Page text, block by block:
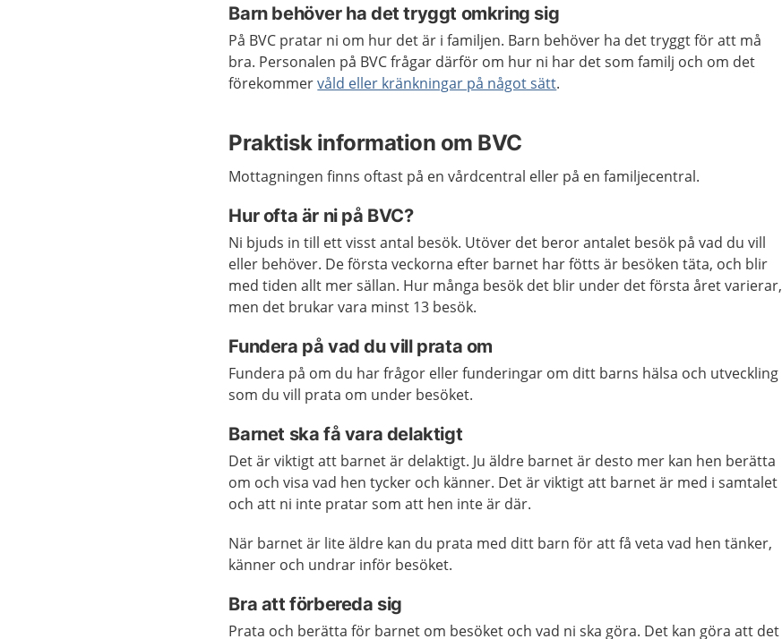
Barn behöver ha det tryggt omkring sig
På BVC pratar ni om hur det är i familjen. Barn behöver ha det tryggt för att må
bra. Personalen på BVC frågar därför om hur ni har det som familj och om det
förekommervåld eller kränkningar på något sätt.
Praktisk information om BVC
Mottagningen finns oftast på en vårdcentral eller på en familjecentral.
Hur ofta är ni på BVC?
Ni bjuds in till ett visst antal besök. Utöver det beror antalet besök på vad du vill
eller behöver. De första veckorna efter barnet har fötts är besöken täta, och blir
med tiden allt mer sällan. Hur många besök det blir under det första året varierar,
men det brukar vara minst 13 besök.
Fundera på vad du vill prata om
Fundera på om du har frågor eller funderingar om ditt barns hälsa och utveckling
som du vill prata om under besöket.
Barnet ska få vara delaktigt
Det är viktigt att barnet är delaktigt. Ju äldre barnet är desto mer kan hen berätta
om och visa vad hen tycker och känner. Det är viktigt att barnet är med i samtalet
och att ni inte pratar som att hen inte är där.
När barnet är lite äldre kan du prata med ditt barn för att få veta vad hen tänker,
känner och undrar inför besöket.
Bra att förbereda sig
Prata och berätta för barnet om besöket och vad ni ska göra. Det kan göra att det